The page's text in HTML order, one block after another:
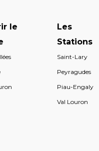
le
Les
Stations
Saint-Lary
Peyragudes
Piau-Engaly
Val Louron